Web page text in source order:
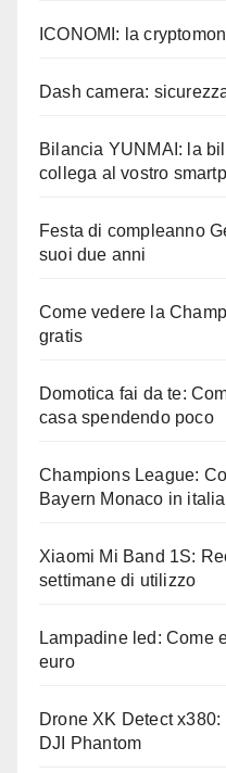
ICONOMI: la
Dash camera:
Bilancia YUNMAI: la
collega al vostro
Festa di compleanno
suoi due anni
Come vedere la
gratis
Domotica fai da te:
casa spendendo poco
Champions League:
Bayern Monaco in
Xiaomi Mi Band 1S:
settimane di utilizzo
Lampadine led: Come
euro
Drone XK Detect
DJI Phantom